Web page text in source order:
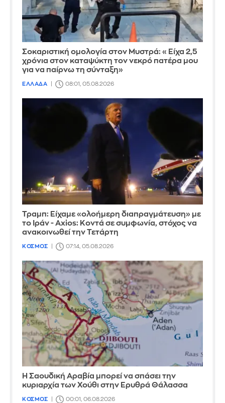
Σοκαριστική ομολογία στον Μυστρά: «Είχα 2,5
χρόνια στον καταψύκτη τον νεκρό πατέρα μου
για να παίρνω τη σύνταξη»
ΕΛΛΑΔΑ 08:01, 05.08.2026
Τραμπ: Είχαμε «ολοήμερη διαπραγμάτευση» με
το Ιράν - Axios: Κοντά σε συμφωνία, στόχος να
ανακοινωθεί την Τετάρτη
ΚΟΣΜΟΣ 07:14, 05.08.2026
Η Σαουδική Αραβία μπορεί να σπάσει την
κυριαρχία των Χούθι στην Ερυθρά Θάλασσα
ΚΟΣΜΟΣ 00:01, 06.08.2026